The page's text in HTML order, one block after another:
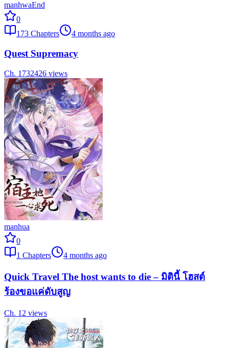
manhwaEnd
0
173 Chapters 4 months ago
Quest Supremacy
Ch. 1732426 views
manhua
0
1 Chapters 4 months ago
Quick Travel The host wants to die – มิตินี้ โฮสต์
ร้องขอแค่ดับสูญ
Ch. 1 2 views